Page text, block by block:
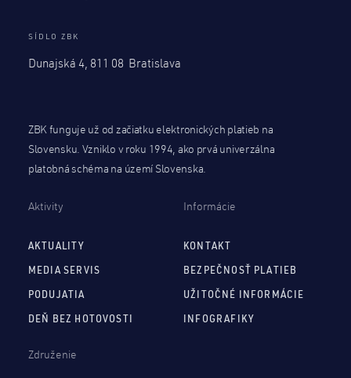
SÍDLO ZBK
Dunajská 4, 811 08 Bratislava
ZBK funguje už od začiatku elektronických platieb na
Slovensku. Vzniklo v roku 1994, ako prvá univerzálna
platobná schéma na území Slovenska.
Aktivity
AKTUALITY
MEDIA SERVIS
PODUJATIA
DEŇ BEZ HOTOVOSTI
Informácie
KONTAKT
BEZPEČNOSŤ PLATIEB
UŽITOČNÉ INFORMÁCIE
INFOGRAFIKY
Združenie